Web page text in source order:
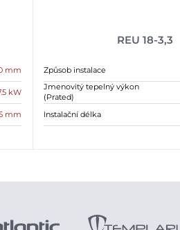
mm
kW
mm
REU 18-3,3
Způsob instalace
Jmenovitý tepelný výkon
(Prated)
Instalační délka